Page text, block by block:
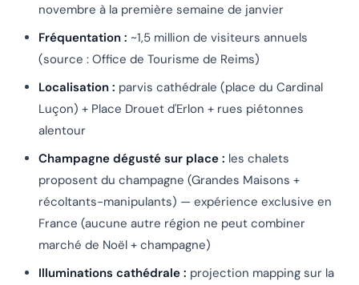
novembre à la première semaine de janvier
Fréquentation : ~1,5 million de visiteurs annuels
(source : Office de Tourisme de Reims)
Localisation : parvis cathédrale (place du Cardinal
Luçon) + Place Drouet d'Erlon + rues piétonnes
alentour
Champagne dégusté sur place : les chalets
proposent du champagne (Grandes Maisons +
récoltants-manipulants) — expérience exclusive en
France (aucune autre région ne peut combiner
marché de Noël + champagne)
Illuminations cathédrale : projection mapping sur la